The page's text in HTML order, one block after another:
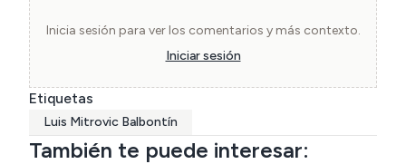
Inicia sesión para ver los comentarios y más contexto.
Iniciar sesión
Etiquetas
Luis Mitrovic Balbontín
También te puede interesar: